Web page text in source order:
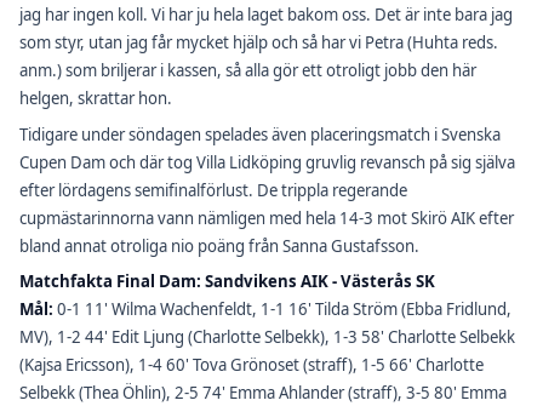
jag har ingen koll. Vi har ju hela laget bakom oss. Det är inte bara jag
som styr, utan jag får mycket hjälp och så har vi Petra (Huhta reds.
anm.) som briljerar i kassen, så alla gör ett otroligt jobb den här
helgen, skrattar hon.
Tidigare under söndagen spelades även placeringsmatch i Svenska
Cupen Dam och där tog Villa Lidköping gruvlig revansch på sig själva
efter lördagens semifinalförlust. De trippla regerande
cupmästarinnorna vann nämligen med hela 14-3 mot Skirö AIK efter
bland annat otroliga nio poäng från Sanna Gustafsson.
Matchfakta Final Dam: Sandvikens AIK - Västerås SK
Mål: 0-1 11' Wilma Wachenfeldt, 1-1 16' Tilda Ström (Ebba Fridlund,
MV), 1-2 44' Edit Ljung (Charlotte Selbekk), 1-3 58' Charlotte Selbekk
(Kajsa Ericsson), 1-4 60' Tova Grönoset (straff), 1-5 66' Charlotte
Selbekk (Thea Öhlin), 2-5 74' Emma Ahlander (straff), 3-5 80' Emma